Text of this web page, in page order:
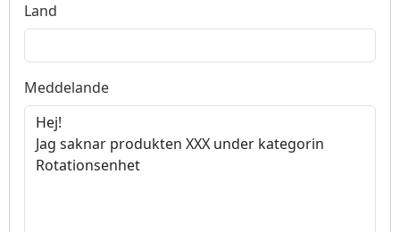
Land
Meddelande